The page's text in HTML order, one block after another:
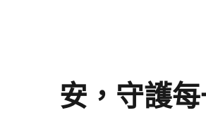
安，守護